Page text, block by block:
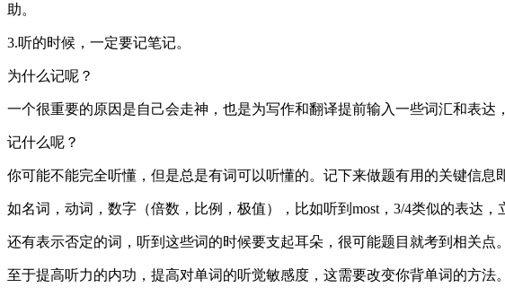
助。
3.听的时候，一定要记笔记。
为什么记呢？
一个很重要的原因是自己会走神，也是为写作和翻译提前输入一些词汇和表
记什么呢？
你可能不能完全听懂，但是总是有词可以听懂的。记下来做题有用的关键信息
如名词，动词，数字（倍数，比例，极值），比如听到most，3/4类似的表达，
还有表示否定的词，听到这些词的时候要支起耳朵，很可能题目就考到相关点。
至于提高听力的内功，提高对单词的听觉敏感度，这需要改变你背单词的方法。